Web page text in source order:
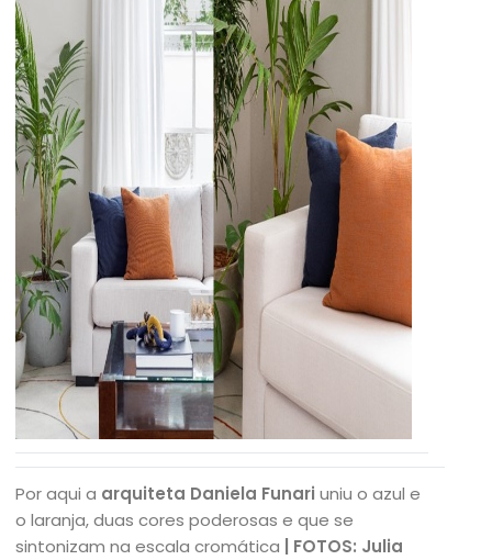
Por aqui a arquiteta Daniela Funari uniu o azul e
o laranja, duas cores poderosas e que se
sintonizam na escala cromática
| FOTOS: Julia